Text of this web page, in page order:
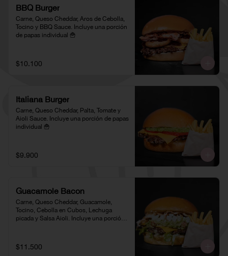
BBQ Burger
Carne, Queso Cheddar, Aros de Cebolla,
Tocino y BBQ Sauce. Incluye una porción
de papas individual 🍟
$10.100
Italiana Burger
Carne, Queso Cheddar, Palta, Tomate y
Aioli Sauce. Incluye una porción de papas
individual 🍟
$9.900
Guacamole Bacon
Carne, Queso Cheddar, Guacamole,
Tocino, Cebolla en Cubos, Lechuga
picada y Salsa Aioli. Incluye una porción
$11.500